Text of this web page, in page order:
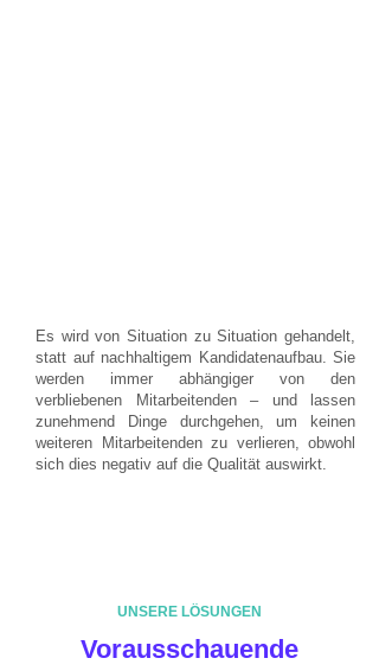
Es wird von Situation zu Situation gehandelt,
statt auf nachhaltigem Kandidatenaufbau. Sie
werden immer abhängiger von den
verbliebenen Mitarbeitenden – und lassen
zunehmend Dinge durchgehen, um keinen
weiteren Mitarbeitenden zu verlieren, obwohl
sich dies negativ auf die Qualität auswirkt.
UNSERE LÖSUNGEN
Vorausschauende